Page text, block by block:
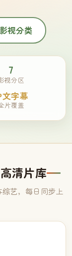
视分类
7
视分区
文字幕
片覆盖
清片库
艺，每日同步上